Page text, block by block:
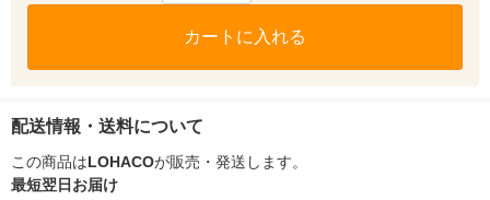
カートに入れる
配送情報・送料について
この商品はLOHACOが販売・発送します。
最短翌日お届け